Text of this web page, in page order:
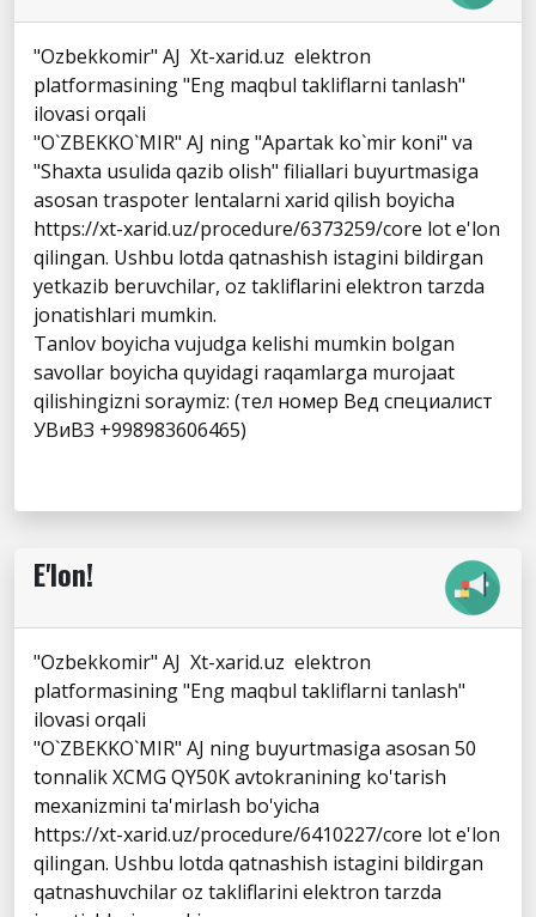
"Ozbekkomir" AJ Xt-xarid.uz elektron
platformasining "Eng maqbul takliflarni tanlash"
ilovasi orqali
"O`ZBEKKO`MIR" AJ ning "Apartak ko`mir koni" va
"Shaxta usulida qazib olish" filiallari buyurtmasiga
asosan traspoter lentalarni xarid qilish boyicha
https://xt-xarid.uz/procedure/6373259/core lot e'lon
qilingan. Ushbu lotda qatnashish istagini bildirgan
yetkazib beruvchilar, oz takliflarini elektron tarzda
jonatishlari mumkin.
Tanlov boyicha vujudga kelishi mumkin bolgan
savollar boyicha quyidagi raqamlarga murojaat
qilishingizni soraymiz: (тел номер Вед специалист
УВиВЗ +998983606465)
E'lon!
"Ozbekkomir" AJ Xt-xarid.uz elektron
platformasining "Eng maqbul takliflarni tanlash"
ilovasi orqali
"O`ZBEKKO`MIR" AJ ning buyurtmasiga asosan 50
tonnalik XCMG QY50K avtokranining ko'tarish
mexanizmini ta'mirlash bo'yicha
https://xt-xarid.uz/procedure/6410227/core lot e'lon
qilingan. Ushbu lotda qatnashish istagini bildirgan
qatnashuvchilar oz takliflarini elektron tarzda